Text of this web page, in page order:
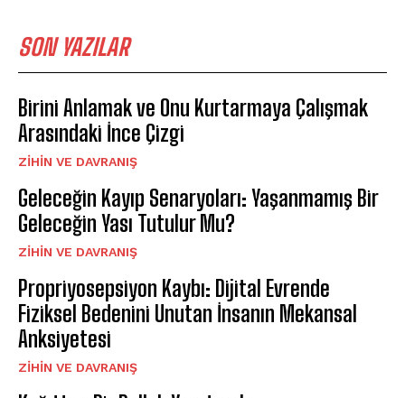
SON YAZILAR
Birini Anlamak ve Onu Kurtarmaya Çalışmak
Arasındaki İnce Çizgi
⁠ZIHIN VE DAVRANIŞ
Geleceğin Kayıp Senaryoları: Yaşanmamış Bir
Geleceğin Yası Tutulur Mu?
⁠ZIHIN VE DAVRANIŞ
Propriyosepsiyon Kaybı: Dijital Evrende
Fiziksel Bedenini Unutan İnsanın Mekansal
Anksiyetesi
⁠ZIHIN VE DAVRANIŞ